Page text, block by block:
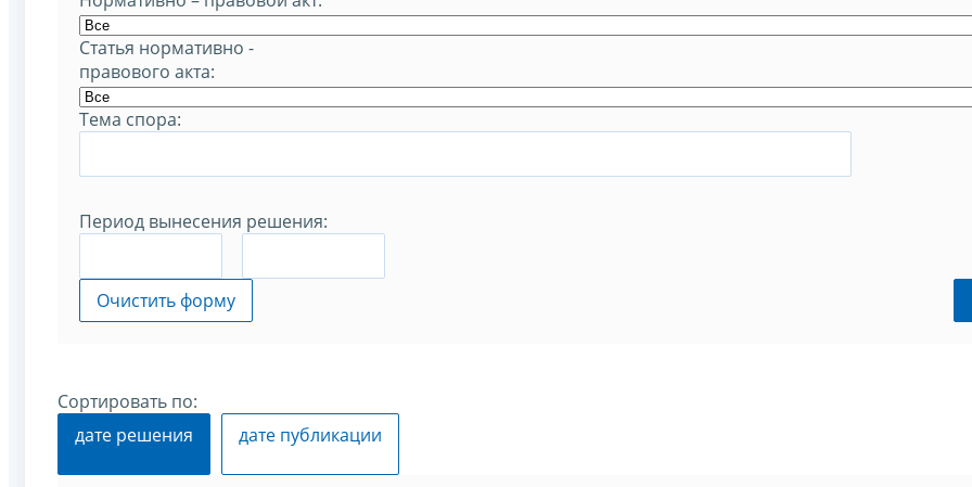
Статья нормативно -
правового акта:
Тема спора:
Период вынесения решения:
Очистить форму
Сортировать по:
дате решения
дате публикации